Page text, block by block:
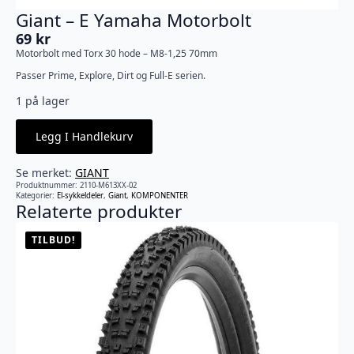
Giant – E Yamaha Motorbolt
69 kr
Motorbolt med Torx 30 hode – M8-1,25 70mm
Passer Prime, Explore, Dirt og Full-E serien.
1 på lager
Legg I Handlekurv
Se merket: GIANT
Produktnummer: 2110-M613XX-02
Kategorier: El-sykkeldeler, Giant, KOMPONENTER
Relaterte produkter
TILBUD!